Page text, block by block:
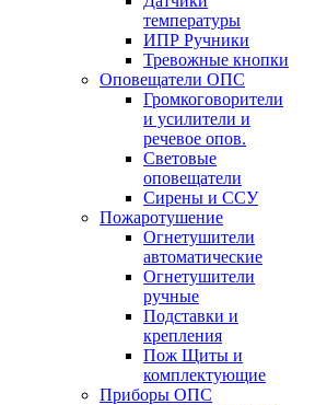
температуры
ИПР Ручники
Тревожные кнопки
Оповещатели ОПС
Громкоговорители
и усилители и
речевое опов.
Световые
оповещатели
Сирены и ССУ
Пожаротушение
Огнетушители
автоматические
Огнетушители
ручные
Подставки и
крепления
Пож Щиты и
комплектующие
Приборы ОПС